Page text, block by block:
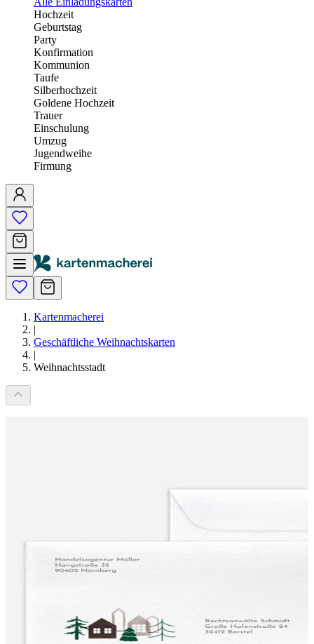
Hochzeit
Geburtstag
Party
Konfirmation
Kommunion
Taufe
Silberhochzeit
Goldene Hochzeit
Trauer
Einschulung
Umzug
Jugendweihe
Firmung
Kartenmacherei
|
Geschäftliche Weihnachtskarten
|
Weihnachtsstadt